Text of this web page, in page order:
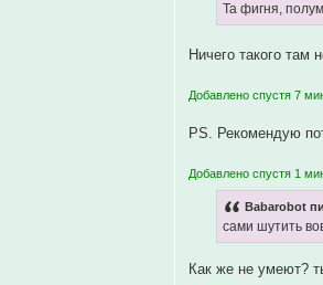
Та фигня,
Ничего такого
Добавлено спустя 7
PS. Рекомендую
Добавлено спустя 1
Babarobot
сами шутить
Как же не умеют?